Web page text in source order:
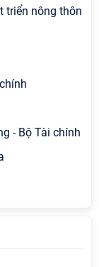
triển nông thôn
- Bộ Tài chính